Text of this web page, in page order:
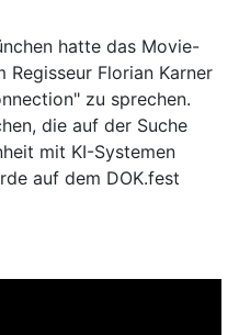
hatte das Movie-
Regisseur Florian Karner
zu sprechen.
die auf der Suche
mit KI-Systemen
auf dem DOK.fest